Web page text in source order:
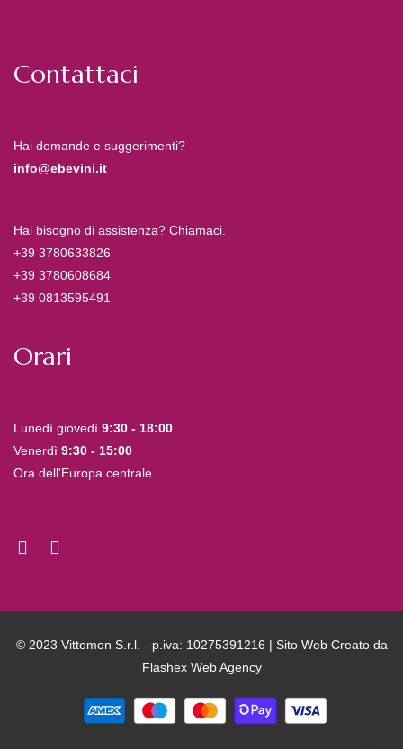
Contattaci
Hai domande e suggerimenti?
info@ebevini.it
Hai bisogno di assistenza? Chiamaci.
+39 3780633826
+39 3780608684
+39 0813595491
Orari
Lunedì giovedì 9:30 - 18:00
Venerdì 9:30 - 15:00
Ora dell'Europa centrale
© 2023 Vittomon S.r.l. - p.iva: 10275391216 | Sito Web Creato da
Flashex Web Agency